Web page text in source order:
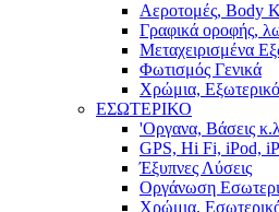
Αεροτομές, Body
Γραφικά οροφής,
Μεταχειρισμένα
Φωτισμός Γενικά
Χρώμια,
ΕΣΩΤΕΡΙΚΟ
'Οργανα, Βάσεις
GPS, Hi Fi, iPod,
Έξυπνες Λύσεις
Οργάνωση
Χρώμια,